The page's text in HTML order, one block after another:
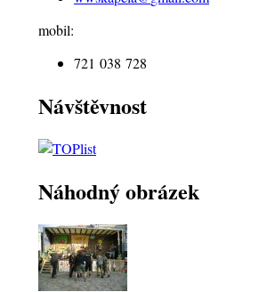
mobil:
721 038 728
Návštěvnost
Náhodný obrázek